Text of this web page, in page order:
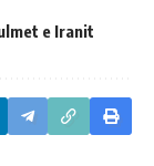
e Iranit